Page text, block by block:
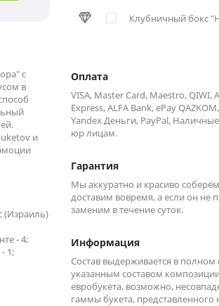
с
в
и
(Израиль)
- 4;
1;
Клубничный бокс
Оплата
VISA, Master Card, Maestro, QIWI,
Express, ALFA Bank, ePay
Yandex Деньги, PayPal,
юр лицам.
Гарантия
Мы аккуратно и красиво
доставим вовремя, а если он не
заменим в течение суток.
Информация
Состав выдерживается в полном
указанным составом
евробукета, возможно,
гаммы букета, представленного